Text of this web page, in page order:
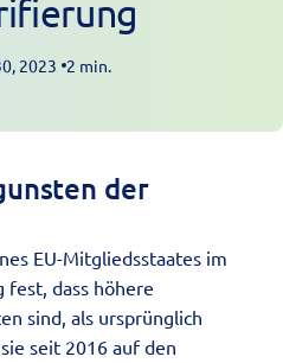
2023 2 min.
der
EU-Mitgliedsstaates im
fest, dass höhere
sind, als ursprünglich
seit 2016 auf den